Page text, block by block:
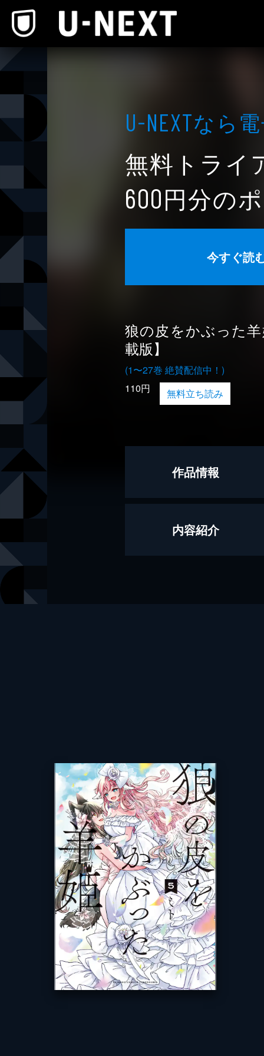
U-NEXTなら
無料トライ
600円分の
今すぐ読
狼の皮をかぶった
載版】
(1〜27巻 絶賛配信中！)
110円
無料立ち読み
作品情報
著者
内容紹介